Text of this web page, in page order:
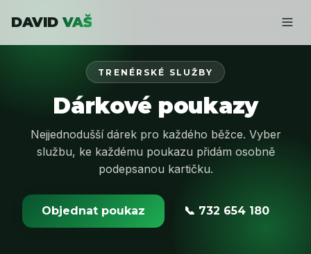
DAVID VAŠ
TRENÉRSKÉ SLUŽBY
Dárkové poukazy
Nejjednodušší dárek pro každého běžce. Vyber
službu, ke každému poukazu přidám osobně
podepsanou kartičku.
Objednat poukaz 📞 732 654 180